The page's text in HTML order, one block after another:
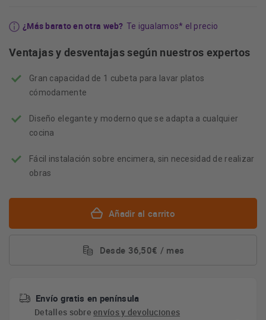
¿Más barato en otra web? Te igualamos* el precio
Ventajas y desventajas según nuestros expertos
Gran capacidad de 1 cubeta para lavar platos
cómodamente
Diseño elegante y moderno que se adapta a cualquier
cocina
Fácil instalación sobre encimera, sin necesidad de realizar
obras
Añadir al carrito
Desde 36,50€ / mes
Envío gratis en península
Detalles sobreenvíos y devoluciones